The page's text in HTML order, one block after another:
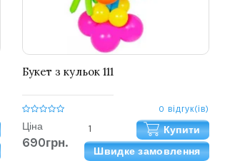
Букет з кульок 111
0 відгук(ів)
Ціна
690грн.
Купити
Швидке замовлення